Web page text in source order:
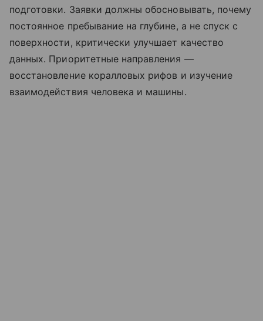
подготовки. Заявки должны обосновывать, почему
постоянное пребывание на глубине, а не спуск с
поверхности, критически улучшает качество
данных. Приоритетные направления —
восстановление коралловых рифов и изучение
взаимодействия человека и машины.